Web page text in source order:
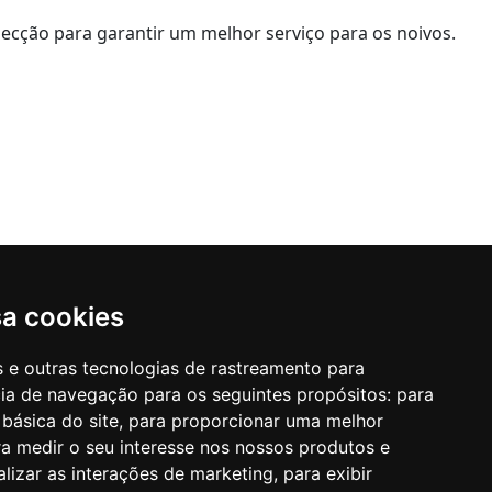
cookies
e outras tecnologias de rastreamento para
de navegação para os seguintes propósitos: para
do site, para proporcionar uma melhor
medir o seu interesse nos nossos produtos e
as interações de marketing, para exibir
para garantir um melhor serviço para os noivos.